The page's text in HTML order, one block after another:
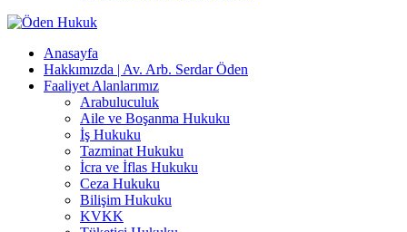
Anasayfa
Hakkımızda | Av. Arb. Serdar Öden
Faaliyet Alanlarımız
Arabuluculuk
Aile ve Boşanma Hukuku
İş Hukuku
Tazminat Hukuku
İcra ve İflas Hukuku
Ceza Hukuku
Bilişim Hukuku
KVKK